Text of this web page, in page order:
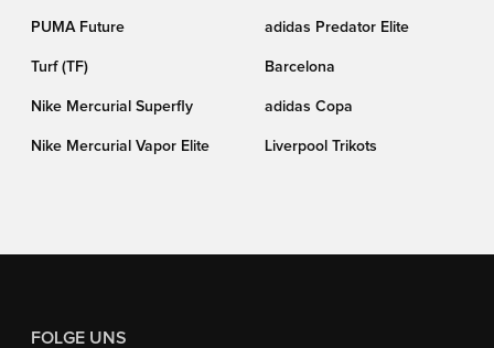
PUMA Future adidas Predator Elite
Turf (TF) Barcelona
Nike Mercurial Superfly adidas Copa
Nike Mercurial Vapor Elite Liverpool Trikots
FOLGE UNS